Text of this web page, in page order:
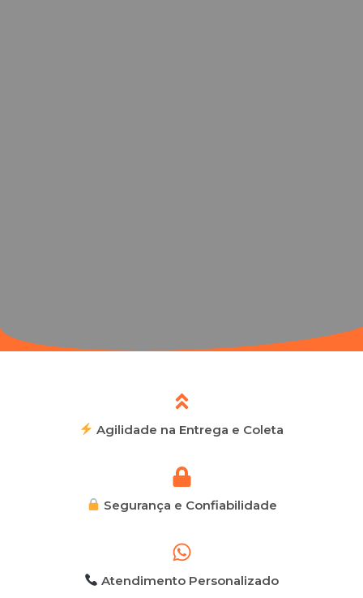
Agilidade na Entrega e Coleta
Segurança e Confiabilidade
Atendimento Personalizado